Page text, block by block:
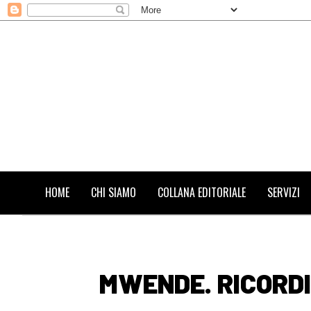
HOME CHI SIAMO COLLANA EDITORIALE SERVIZI
MWENDE.